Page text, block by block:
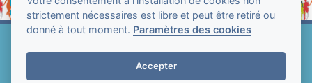
2004-2026
Mentions légales et conditions générales
strictement nécessaires est libre et peut être retiré ou
donné à tout moment. Paramètres des cookies
Accepter